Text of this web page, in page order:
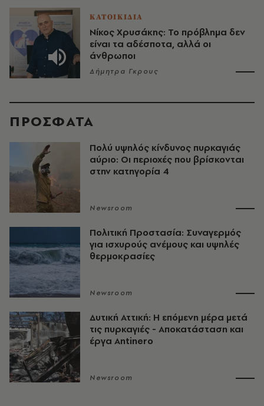
ΚΑΤΟΙΚΙΔΙΑ
Νίκος Χρυσάκης: Το πρόβλημα δεν
είναι τα αδέσποτα, αλλά οι
άνθρωποι
Δήμητρα Γκρους
ΠΡΟΣΦΑΤΑ
Πολύ υψηλός κίνδυνος πυρκαγιάς
αύριο: Οι περιοχές που βρίσκονται
στην κατηγορία 4
Newsroom
Πολιτική Προστασία: Συναγερμός
για ισχυρούς ανέμους και υψηλές
θερμοκρασίες
Newsroom
Δυτική Αττική: Η επόμενη μέρα μετά
τις πυρκαγιές - Αποκατάσταση και
έργα Antinero
Newsroom